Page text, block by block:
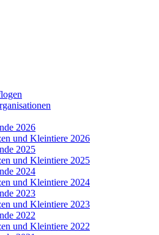
2026
und Kleintiere 2026
2025
und Kleintiere 2025
2024
und Kleintiere 2024
2023
und Kleintiere 2023
2022
und Kleintiere 2022